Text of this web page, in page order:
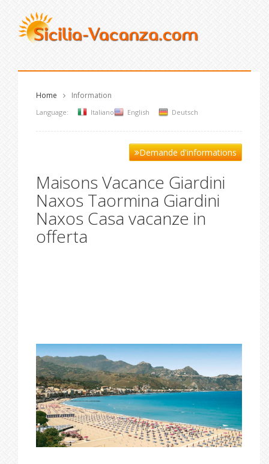
Home Information
Language: Italiano English Deutsch
Demande d'informations
Maisons Vacance Giardini
Naxos Taormina Giardini
Naxos Casa vacanze in
offerta